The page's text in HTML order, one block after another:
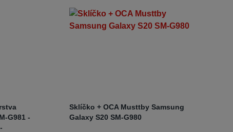
G981 -
Sklíčko + OCA Musttby Samsung
Galaxy S20 SM-G980